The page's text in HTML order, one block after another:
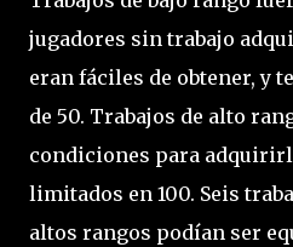
jugadores sin trabajo
eran fáciles de obtener, y
de 50. Trabajos de alto
condiciones para
limitados en 100. Seis
altos rangos podían ser